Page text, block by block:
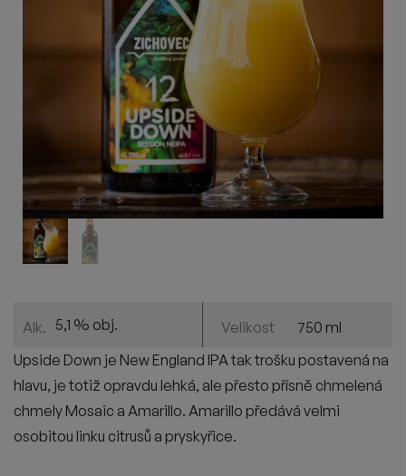
Alk. 5,1 % obj. Velikost
750 ml
Upside Down je New England IPA tak trošku postavená na
hlavu, je totiž opravdu lehká, ale přesto přísně chmelená
chmely Mosaic a Amarillo. Amarillo předává velmi
osobitou linku citrusů a pryskyřice.